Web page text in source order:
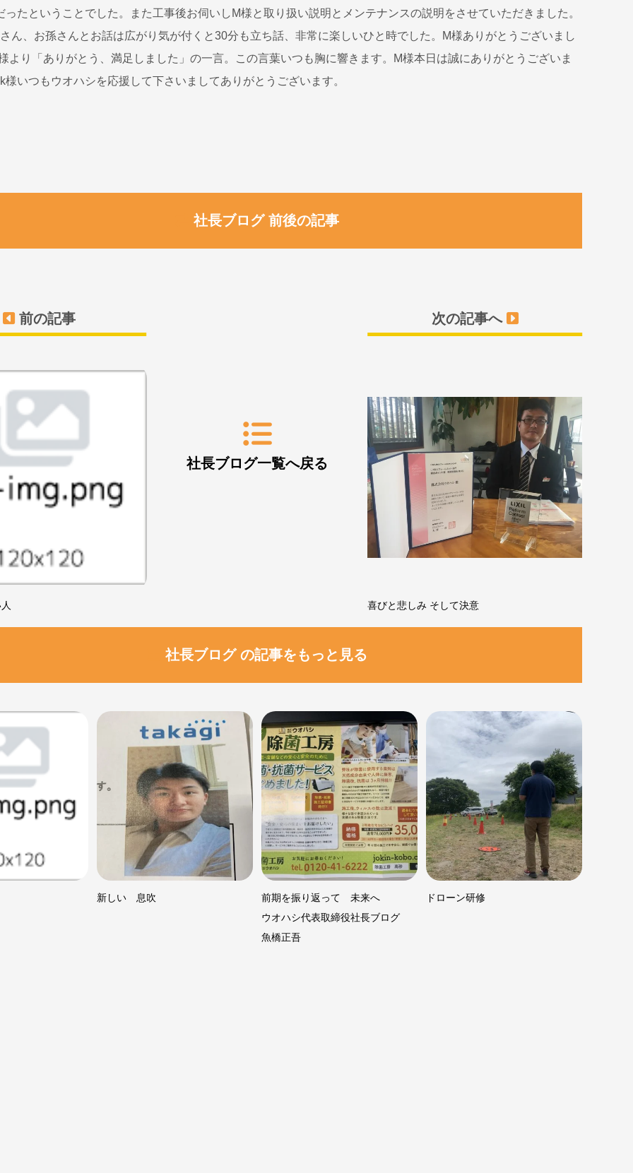
ったということでした。また工事後お伺いしM様と取り扱い説明とメンテナンスの説明をさせていただきました。
ん、お孫さんとお話は広がり気が付くと30分も立ち話、非常に楽しいひと時でした。M様ありがとうございまし
より「ありがとう、満足しました」の一言。この言葉いつも胸に響きます。M様本日は誠にありがとうございま
様いつもウオハシを応援して下さいましてありがとうございます。
社長ブログ 前後の記事
前の記事
社長ブログ一覧へ戻る
次の記事へ
喜びと悲しみ そして決意
社長ブログ の記事をもっと見る
新しい 息吹
前期を振り返って 未来へ
ウオハシ代表取締役社長ブログ
魚橋正吾
ドローン研修